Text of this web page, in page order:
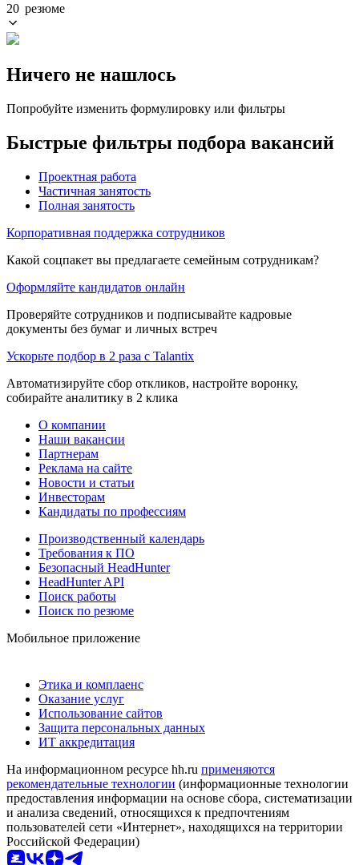
20 резюме
Ничего не нашлось
Попробуйте изменить формулировку или фильтры
Быстрые фильтры подбора вакансий
Проектная работа
Частичная занятость
Полная занятость
Корпоративная поддержка сотрудников
Какой соцпакет вы предлагаете семейным сотрудникам?
Оформляйте кандидатов онлайн
Проверяйте сотрудников и подписывайте кадровые
документы без бумаг и личных встреч
Ускорьте подбор в 2 раза с Talantix
Автоматизируйте сбор откликов, настройте воронку,
собирайте аналитику в 2 клика
О компании
Наши вакансии
Партнерам
Реклама на сайте
Новости и статьи
Инвесторам
Кандидаты по профессиям
Производственный календарь
Требования к ПО
Безопасный HeadHunter
HeadHunter API
Поиск работы
Поиск по резюме
Мобильное приложение
Этика и комплаенс
Оказание услуг
Использование сайтов
Защита персональных данных
ИТ аккредитация
На информационном ресурсе hh.ru применяются
рекомендательные технологии (информационные технологии
предоставления информации на основе сбора, систематизации
и анализа сведений, относящихся к предпочтениям
пользователей сети «Интернет», находящихся на территории
Российской Федерации)